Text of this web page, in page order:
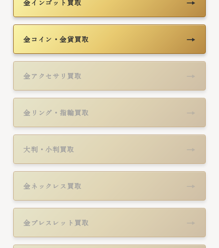
金インゴット買取
金コイン・金貨買取 →
金アクセサリ買取 →
金リング・指輪買取 →
大判・小判買取 →
金ネックレス買取 →
金ブレスレット買取 →